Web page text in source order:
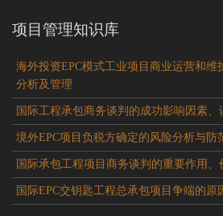
项目管理知识库
海外投资EPC模式工业项目商业运营和维
分析及管理
国际工程承包商务谈判的成功影响因素
境外EPC项目负税方确定的风险分析与防
国际承包工程项目商务谈判的重要作用
国际EPC交钥匙工程总承包项目争端的